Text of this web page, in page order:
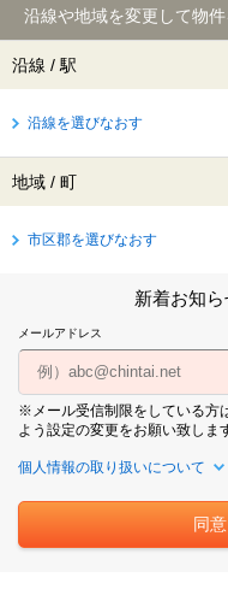
沿線や地域を変更して物
沿線 / 駅
沿線を選びなおす
地域 / 町
市区郡を選びなおす
新着お知
メールアドレス
※メール受信制限をしている方
よう設定の変更をお願い致しま
個人情報の取り扱いについて